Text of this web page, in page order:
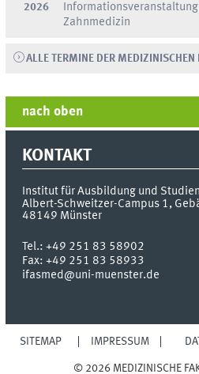
2026
Zahnmedizin
ALLE TERMINE DER MEDIZINISCHEN
nach oben
KONTAKT
Institut für Ausbildung und
Albert-Schweitzer-Campus 1,
48149 Münster
Tel.:+49 251 83 58902
Fax:+49 251 83 58933
ifasmed@uni-muenster.de
SITEMAP IMPRESSUM
© 2026 MEDIZINISCHE